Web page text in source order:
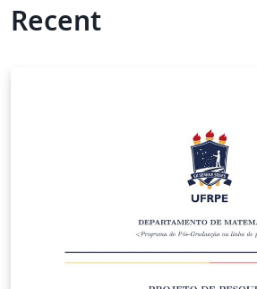
Recent